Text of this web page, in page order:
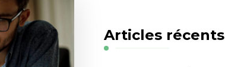
?
Articles récents